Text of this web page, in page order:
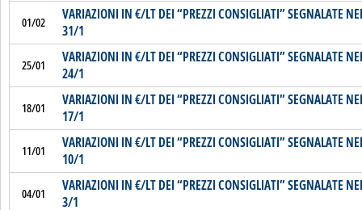
01/02
VARIAZIONI IN €/LT DEI “PREZZI CONSIGLIATI” SEGNALATE
31/1
25/01
VARIAZIONI IN €/LT DEI “PREZZI CONSIGLIATI” SEGNALATE
24/1
18/01
VARIAZIONI IN €/LT DEI “PREZZI CONSIGLIATI” SEGNALATE
17/1
11/01
VARIAZIONI IN €/LT DEI “PREZZI CONSIGLIATI” SEGNALATE
10/1
04/01
VARIAZIONI IN €/LT DEI “PREZZI CONSIGLIATI” SEGNALATE
3/1